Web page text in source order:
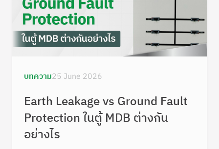
บทความ25 June 2026
Earth Leakage vs Ground Fault
Protection ในตู้ MDB ต่างกัน
อย่างไร